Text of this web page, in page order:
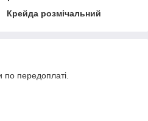
Крейда розмічальний
по передоплаті.